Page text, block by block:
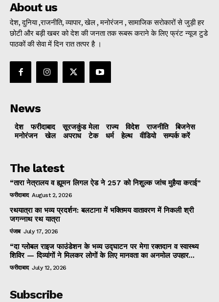
About us
देश, दुनिया ,राजनीति, व्यापार, खेल , मनोरंजन , सामाजिक सरोकारों से जुड़ी हर
छोटी और बड़ी खबर को देश की जनता तक रूबरू कराने के लिए फ्रंट न्यूज टुडे
पाठकों की सेवा में दिन रात तत्पर है ।
News
देश फरीदाबाद सूरजकुंड मेला राज्‍य विदेश राजनीति
बिजनेस
मनोरंजन
खेल अपराध टेक धर्म हेल्थ वीडियो सम्पर्क करें
The latest
“तारा नेत्रालय व ह्यूमन लिगल ऐड ने 257 को निशुल्क जांच मुहैया कराई”
फरीदाबाद August 2, 2026
रथयात्रा का भव्य प्रदर्शन: बलटाना में भक्तिमय वातावरण में निकली श्री
जगन्नाथ रथ यात्रा
पंजाब July 17, 2026
“दा ग्लोबल राइज फाउंडेशन के भव्य उद्घाटन पर मेगा रक्तदान व स्वास्थ्य
शिविर — दिव्यांगों ने मिलकर लोगों के लिए मानवता का अनमोल उपहार...
फरीदाबाद July 12, 2026
Subscribe